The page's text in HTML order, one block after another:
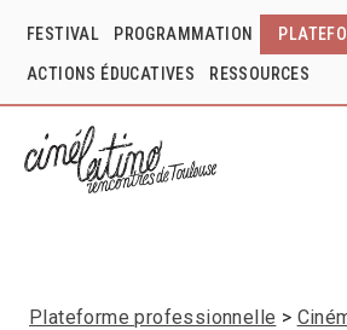
FESTIVAL PROGRAMMATION
ACTIONS ÉDUCATIVES RESSOURCES
Plateforme professionnelle